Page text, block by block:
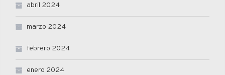
abril 2024
marzo 2024
febrero 2024
enero 2024